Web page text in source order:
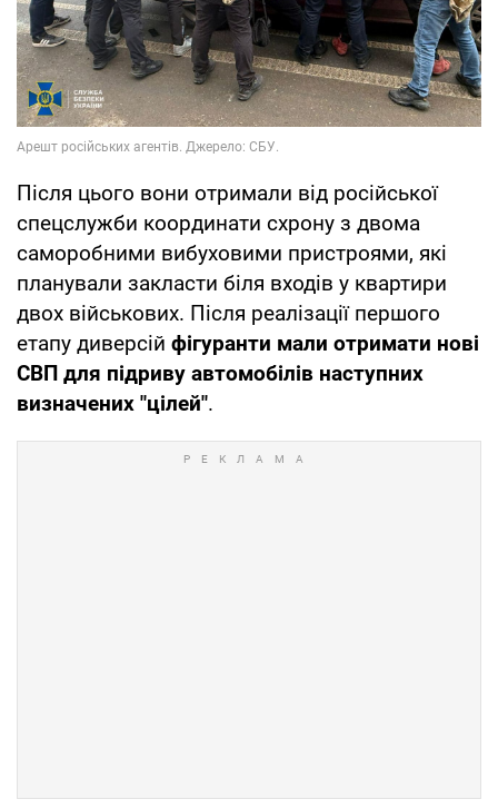
Після цього вони отримали від російської
спецслужби координати схрону з двома
саморобними вибуховими пристроями, які
планували закласти біля входів у квартири
двох військових. Після реалізації першого
етапу диверсій фігуранти мали отримати нові
СВП для підриву автомобілів наступних
визначених "цілей".